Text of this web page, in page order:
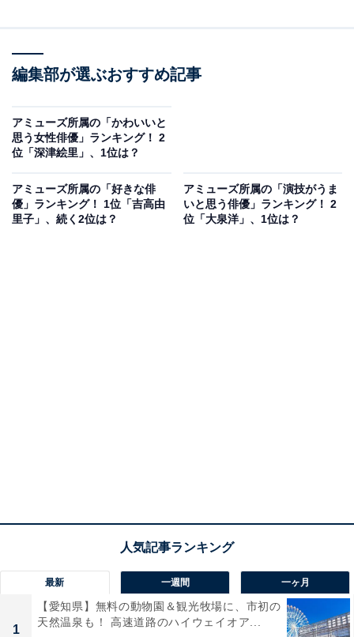
編集部が選ぶおすすめ記事
アミューズ所属の「かわいいと
思う女性俳優」ランキング！ 2
位「深津絵里」、1位は？
アミューズ所属の「好きな俳
優」ランキング！ 1位「吉高由
里子」、続く2位は？
アミューズ所属の「演技がうま
いと思う俳優」ランキング！ 2
位「大泉洋」、1位は？
最新 一週間 一ヶ月
1
【愛知県】無料の動物園＆観光牧場に、市初の
天然温泉も！ 高速道路のハイウェイオア...